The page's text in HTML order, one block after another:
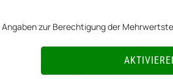
Sofort verfügbarLieferzeit:3
zur Berechtigung der